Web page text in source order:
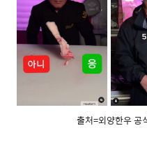
출처=외양한우